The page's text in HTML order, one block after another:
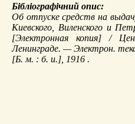
Бібліографічний опис:
Об отпуске средств на
Киевского, Виленского и
[Электронная копия] /
Ленинграде. — Электрон.
[Б. м. : б. и.], 1916 .